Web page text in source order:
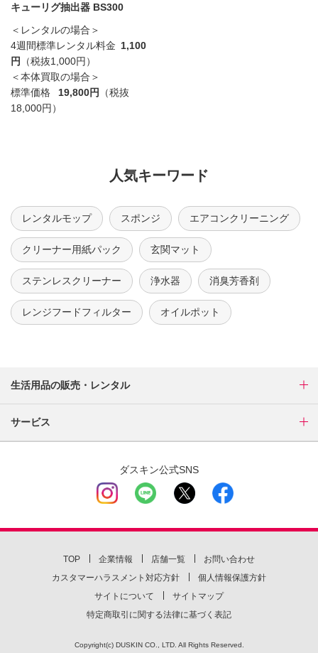
キューリグ抽出器 BS300
＜レンタルの場合＞
4週間標準レンタル料金 1,100
円
（税抜1,000円）
＜本体買取の場合＞
標準価格
19,800円
（税抜
18,000円）
人気キーワード
レンタルモップ スポンジ エアコンクリーニング
クリーナー用紙パック 玄関マット
ステンレスクリーナー 浄水器 消臭芳香剤
レンジフードフィルター オイルポット
生活用品の販売・レンタル
サービス
ダスキン公式SNS
TOP 企業情報 店舗一覧
お問い合わせ
カスタマーハラスメント対応方針
個人情報保護方針
サイトについて
サイトマップ
特定商取引に関する法律に基づく表記
Copyright(c) DUSKIN CO., LTD. All Rights Reserved.